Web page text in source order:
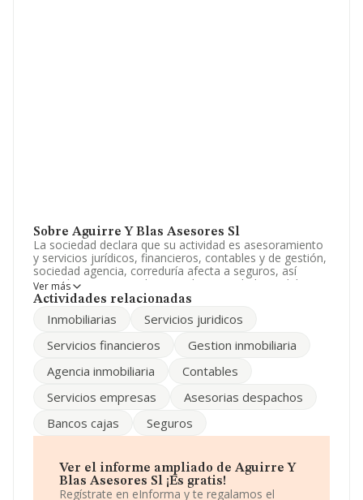
Sobre Aguirre Y Blas Asesores Sl
La sociedad declara que su actividad es asesoramiento
y servicios jurídicos, financieros, contables y de gestión,
sociedad agencia, correduría afecta a seguros, así
como los servicios relativos a la propiedad inmobiliaria.
La empresa está registrada como Sociedad Limitada. La
jurídicas', cuyo Código es 6910. La compañía no tiene
Comisión, de 6 de mayo de 2003, sobre la definición de
compañía se puede calificar como microempresa. Ha
atendiendo a los datos disponibles en INFORMA, el
número de empleados de la compañía ha estado por
Dentro del ranking de empresas elaborado por
INFORMA, atendiendo a los niveles de facturación de la
Ver más
Actividades relacionadas
Inmobiliarias
Servicios juridicos
Servicios financieros
Gestion inmobiliaria
Agencia inmobiliaria
Contables
Servicios empresas
Asesorias despachos
Bancos cajas
Seguros
Ver el informe ampliado de Aguirre Y
Blas Asesores Sl ¡Es gratis!
Regístrate en eInforma y te regalamos el